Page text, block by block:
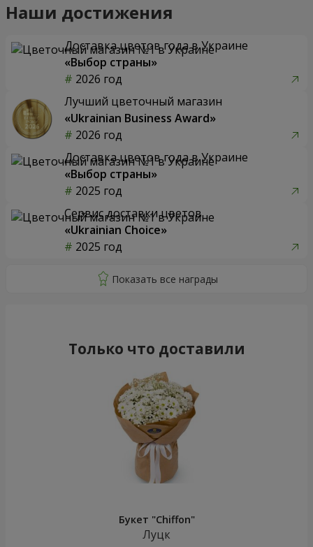
Наши достижения
Доставка цветов года в Украине
«Выбор страны»
2026 год
Лучший цветочный магазин
«Ukrainian Business Award»
2026 год
Доставка цветов года в Украине
«Выбор страны»
2025 год
Сервис доставки цветов
«Ukrainian Choice»
2025 год
Только что доставили
Букет "Chiffon"
Луцк